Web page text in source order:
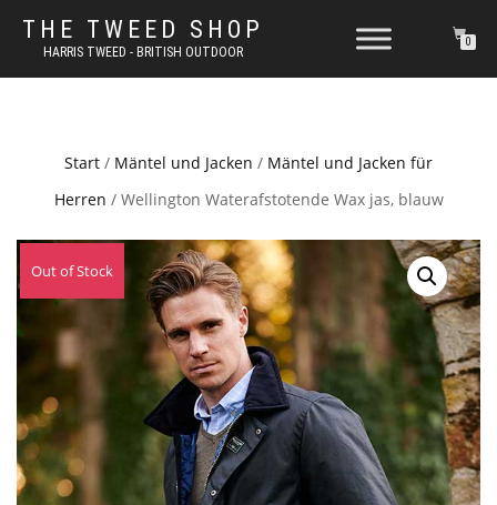
THE TWEED SHOP
HARRIS TWEED - BRITISH OUTDOOR
0
Start / Mäntel und Jacken / Mäntel und Jacken für
Herren / Wellington Waterafstotende Wax jas, blauw
Out of Stock